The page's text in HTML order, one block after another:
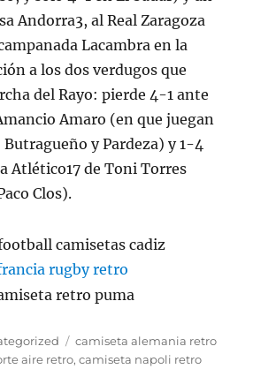
Andorra3, al Real Zaragoza
Lacambra en la
a los dos verdugos que
del Rayo: pierde 4-1 ante
Amaro (en que juegan
y Pardeza) y 1-4
Atlético17 de Toni Torres
Clos).
Etiquetas
camiseta alemania retro
aire retro,camiseta napoli retro